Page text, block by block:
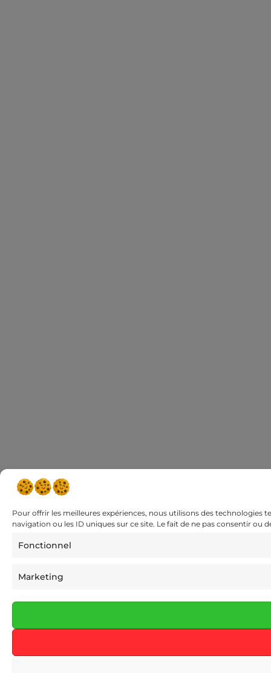
Pour offrir les meilleures expériences, nous utilisons des
navigation ou les ID uniques sur ce site. Le fait de ne pas consentir
Fonctionnel
Marketing